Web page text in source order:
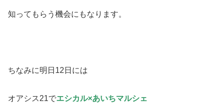
知ってもらう機会にもなります。
ちなみに明日12日には
オアシス21でエシカル×あいちマルシェ